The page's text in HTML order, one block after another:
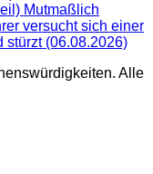
Mutmaßlich
versucht sich einer
stürzt (06.08.2026)
Alle